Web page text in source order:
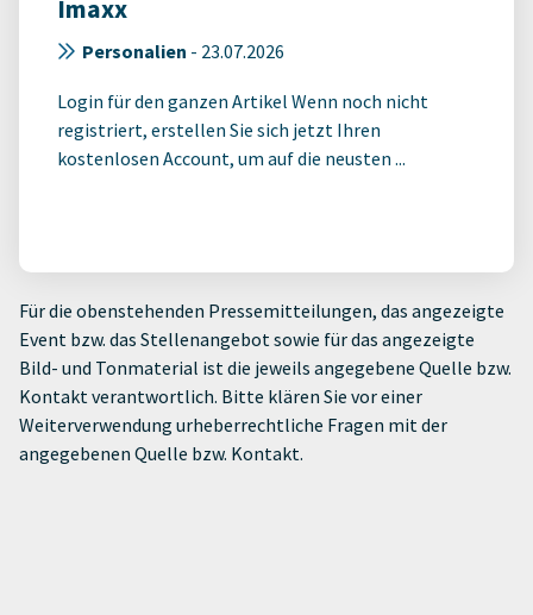
Imaxx
Personalien - 23.07.2026
Login für den ganzen Artikel Wenn noch nicht
registriert, erstellen Sie sich jetzt Ihren
kostenlosen Account, um auf die neusten ...
Für die obenstehenden Pressemitteilungen, das angezeigte
Event bzw. das Stellenangebot sowie für das angezeigte
Bild- und Tonmaterial ist die jeweils angegebene Quelle bzw.
Kontakt verantwortlich. Bitte klären Sie vor einer
Weiterverwendung urheberrechtliche Fragen mit der
angegebenen Quelle bzw. Kontakt.